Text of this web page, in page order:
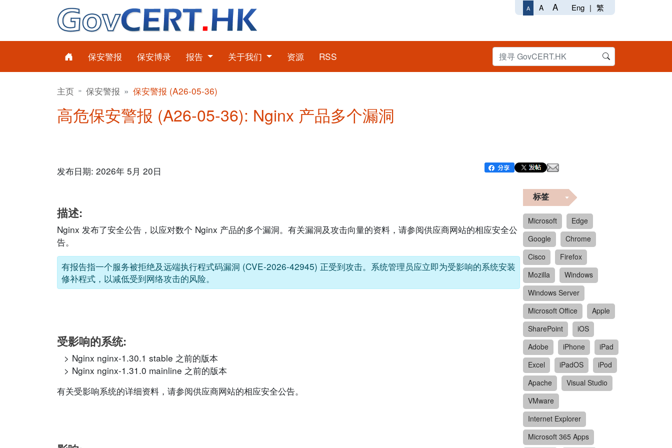
A A A Eng | 繁
保安警报 保安博录 报告 关于我们 资源 RSS
主页 保安警报 保安警报 (A26-05-36)
高危保安警报 (A26-05-36): Nginx 产品多个漏洞
发布日期: 2026年 5月 20日
描述:
Nginx 发布了安全公告，以应对数个 Nginx 产品的多个漏洞。有关漏洞及攻击向量的资料，请参阅供应商网站的相应安全公
告。
有报告指一个服务被拒绝及远端执行程式码漏洞 (CVE-2026-42945) 正受到攻击。系统管理员应立即为受影响的系统安装
修补程式，以减低受到网络攻击的风险。
受影响的系统:
Nginx nginx-1.30.1 stable 之前的版本
Nginx nginx-1.31.0 mainline 之前的版本
有关受影响系统的详细资料，请参阅供应商网站的相应安全公告。
标签
Microsoft
Edge
Google
Chrome
Cisco
Firefox
Mozilla
Windows
Windows Server
Microsoft Office
Apple
SharePoint
iOS
Adobe
iPhone
iPad
Excel
iPadOS
iPod
Apache
Visual Studio
VMware
Internet Explorer
Microsoft 365 Apps